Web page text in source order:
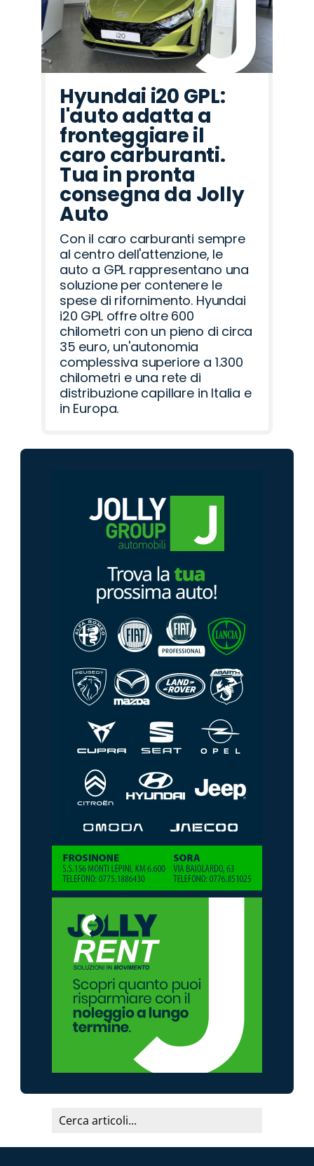
Hyundai i20 GPL:
l'auto adatta a
fronteggiare il
caro carburanti.
Tua in pronta
consegna da Jolly
Auto
Con il caro carburanti sempre
al centro dell'attenzione, le
auto a GPL rappresentano una
soluzione per contenere le
spese di rifornimento. Hyundai
i20 GPL offre oltre 600
chilometri con un pieno di circa
35 euro, un'autonomia
complessiva superiore a 1.300
chilometri e una rete di
distribuzione capillare in Italia e
in Europa.